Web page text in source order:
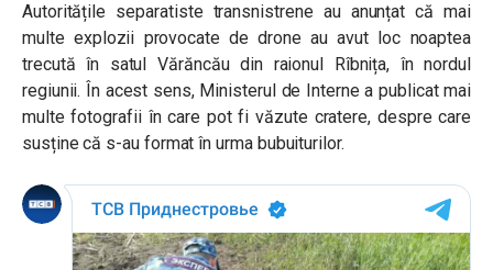
Autoritățile separatiste transnistrene au anunțat că mai
multe explozii provocate de drone au avut loc noaptea
trecută în satul Vărăncău din raionul Rîbnița, în nordul
regiunii. În acest sens, Ministerul de Interne a publicat mai
multe fotografii în care pot fi văzute cratere, despre care
susține că s-au format în urma bubuiturilor.